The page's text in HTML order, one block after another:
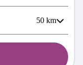
50 km